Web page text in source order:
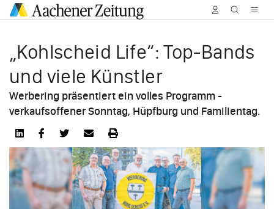
„Kohl­scheid Life“: Top-Bands
und viele Künstler
Werbering präsentiert ein volles Programm -
verkaufsoffener Sonntag, Hüpfburg und Familientag.